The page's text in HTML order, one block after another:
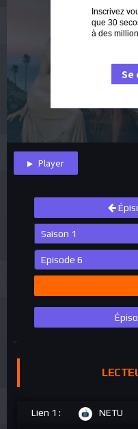
Inscrivez
que 30
à des
Se
Player
Lien 1 : NETU